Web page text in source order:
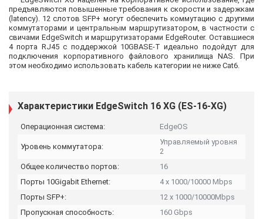
предъявляются повышенные требования к скорости и задержкам
(latency). 12 слотов SFP+ могут обеспечить коммутацию с другими
коммутаторами и центральным маршрутизатором, в частности с
свичами EdgeSwitch и маршрутизаторами EdgeRouter. Оставшиеся
4 порта RJ45 с поддержкой 10GBASE-T идеально подойдут для
подключения корпоративного файлового хранилища NAS. При
этом необходимо использовать кабель категории не ниже Cat6.
Характеристики EdgeSwitch 16 XG (ES-16-XG)
Операционная система: EdgeOS
Уровень коммутатора:
Управляемый уровня
2
Общее количество портов:
16
Порты 10Gigabit Ethernet:
4 x 1000/10000 Mbps
Порты SFP+:
12 x 1000/10000Mbps
Пропускная способность:
160 Gbps